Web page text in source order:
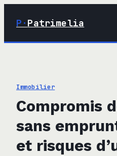
P· Patrimelia
03 · Immobilier
Immobilier
Compromis
sans
et risques